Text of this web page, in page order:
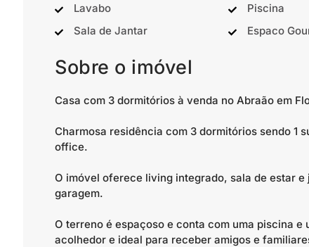
Lavabo
Piscina
Sala de Jantar
Espaco
Sobre o imóvel
Casa com 3 dormitórios à venda no Abraão em
Charmosa residência com 3 dormitórios sendo 1
office.
O imóvel oferece living integrado, sala de estar
garagem.
O terreno é espaçoso e conta com uma piscina
acolhedor e ideal para receber amigos e